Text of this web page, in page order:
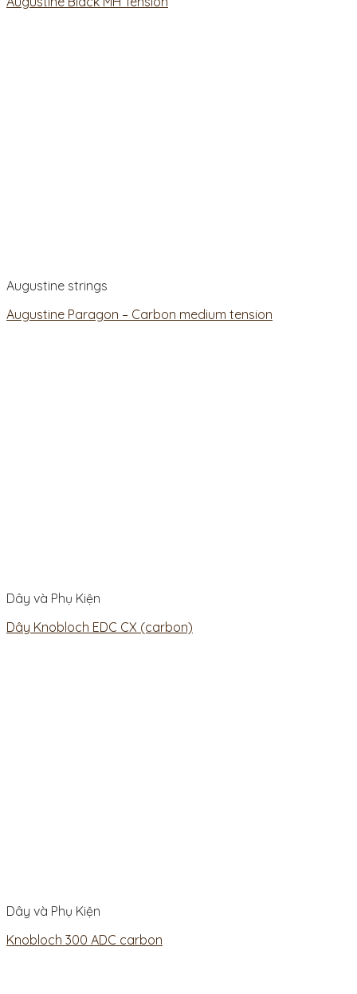
Augustine strings
Augustine Paragon – Carbon medium tension
Dây và Phụ Kiện
Dây Knobloch EDC CX (carbon)
Dây và Phụ Kiện
Knobloch 300 ADC carbon